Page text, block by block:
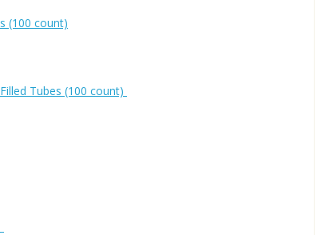
(100 count)
Tubes (100 count)